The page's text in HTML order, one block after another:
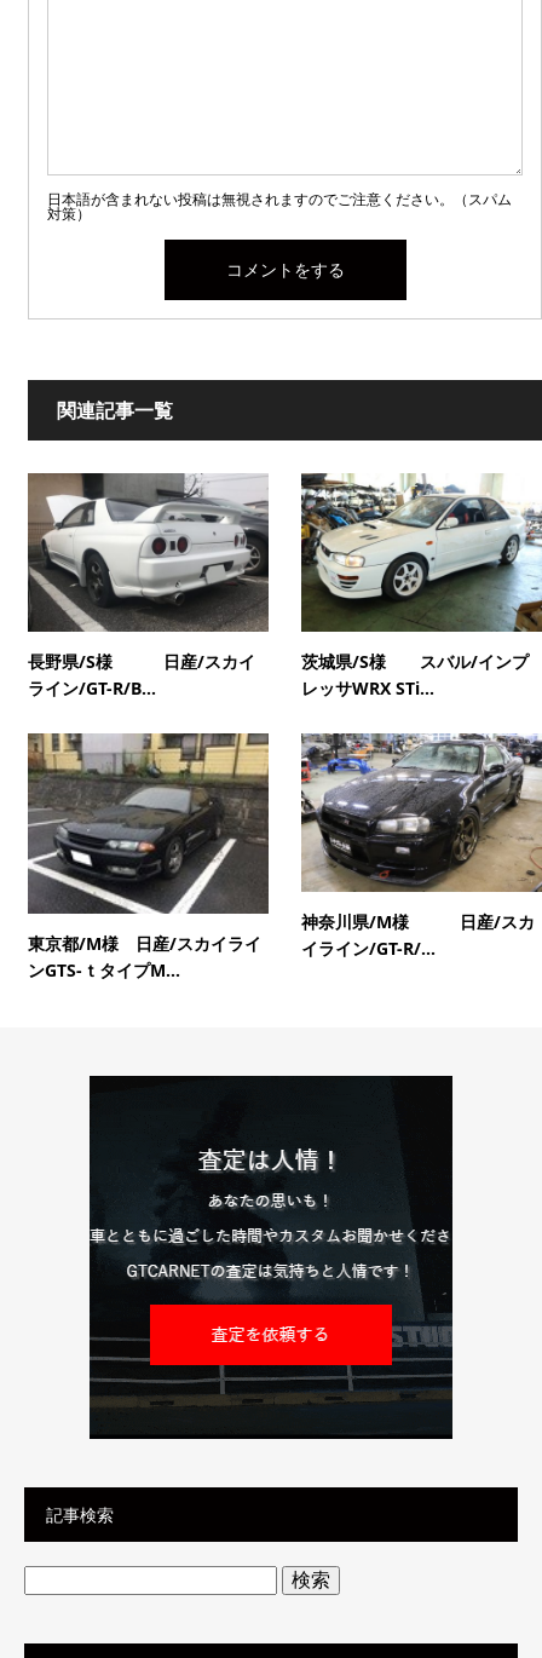
日本語が含まれない投稿は無視されますのでご注意ください。（スパム
対策）
関連記事一覧
長野県/S様 日産/スカイ
ライン/GT-R/B...
茨城県/S様 スバル/インプ
レッサWRX STi...
東京都/M様 日産/スカイライ
ンGTS-ｔタイプM...
神奈川県/M様 日産/スカ
イライン/GT-R/...
記事検索
検
索: